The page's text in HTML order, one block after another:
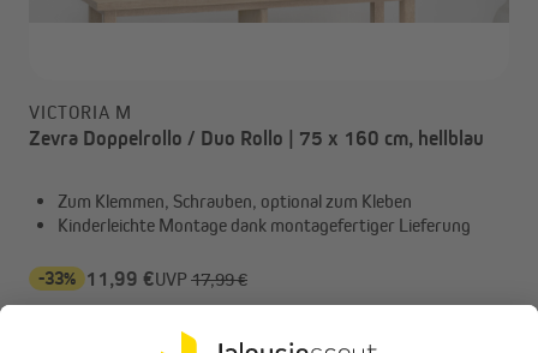
VICTORIA M
Zevra Doppelrollo / Duo Rollo | 75 x 160 cm, hellblau
Zum Klemmen, Schrauben, optional zum Kleben
Kinderleichte Montage dank montagefertiger Lieferung
-33% 11,99 €UVP 17,99 €